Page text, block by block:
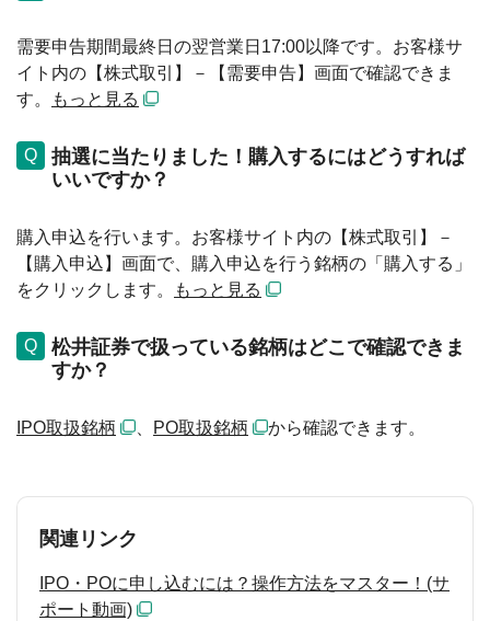
需要申告期間最終日の翌営業日17:00以降です。お客様サ
イト内の【株式取引】－【需要申告】画面で確認できま
す。
もっと見る
抽選に当たりました！購入するにはどうすれば
いいですか？
購入申込を行います。お客様サイト内の【株式取引】－
【購入申込】画面で、購入申込を行う銘柄の「購入する」
をクリックします。
もっと見る
松井証券で扱っている銘柄はどこで確認できま
すか？
IPO取扱銘柄 PO取扱銘柄 から確認できます。
関連リンク
IPO・POに申し込むには？操作方法をマスター！(サ
ポート動画)